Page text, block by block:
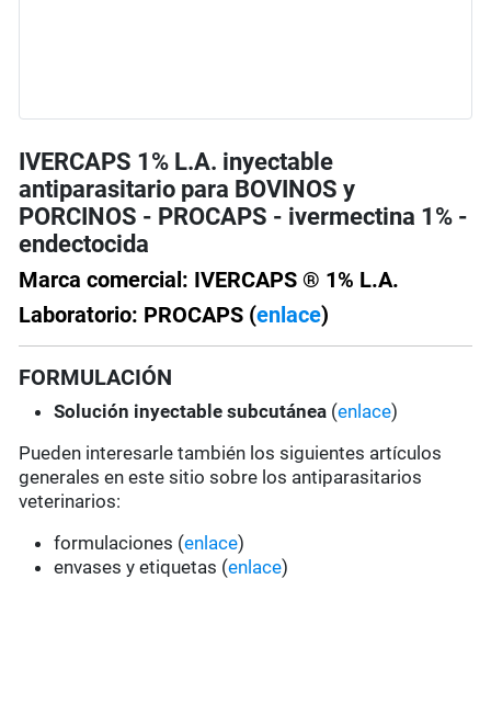
IVERCAPS 1% L.A. inyectable
antiparasitario para BOVINOS y
PORCINOS - PROCAPS - ivermectina 1% -
endectocida
Marca comercial: IVERCAPS ® 1% L.A.
Laboratorio: PROCAPS (enlace)
FORMULACIÓN
Solución inyectable subcutánea (enlace)
Pueden interesarle también los siguientes artículos
generales en este sitio sobre los antiparasitarios
veterinarios:
formulaciones (enlace)
envases y etiquetas (enlace)